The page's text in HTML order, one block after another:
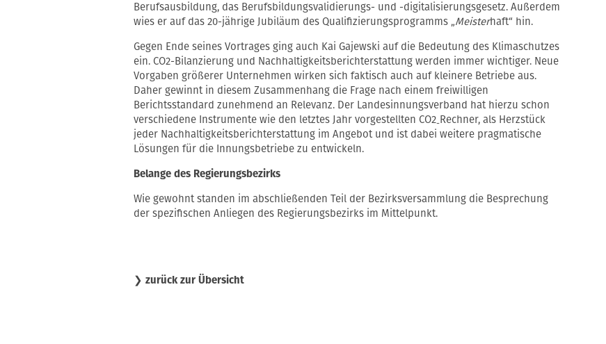
Berufsausbildung, das Berufsbildungsvalidierungs- und -digitalisierungsgesetz. Außerdem
wies er auf das 20-jährige Jubiläum des Qualifizierungsprogramms „Meisterhaft“ hin.
Gegen Ende seines Vortrages ging auch Kai Gajewski auf die Bedeutung des Klimaschutzes
ein. CO2-Bilanzierung und Nachhaltigkeitsberichterstattung werden immer wichtiger. Neue
Vorgaben größerer Unternehmen wirken sich faktisch auch auf kleinere Betriebe aus.
Daher gewinnt in diesem Zusammenhang die Frage nach einem freiwilligen
Berichtsstandard zunehmend an Relevanz. Der Landesinnungsverband hat hierzu schon
verschiedene Instrumente wie den letztes Jahr vorgestellten CO2-Rechner, als Herzstück
jeder Nachhaltigkeitsberichterstattung im Angebot und ist dabei weitere pragmatische
Lösungen für die Innungsbetriebe zu entwickeln.
Belange des Regierungsbezirks
Wie gewohnt standen im abschließenden Teil der Bezirksversammlung die Besprechung
der spezifischen Anliegen des Regierungsbezirks im Mittelpunkt.
❯ zurück zur Übersicht